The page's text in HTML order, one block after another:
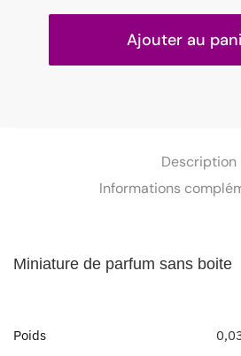
Ajouter au
Description
Informations
Miniature de parfum sans boite
Poids